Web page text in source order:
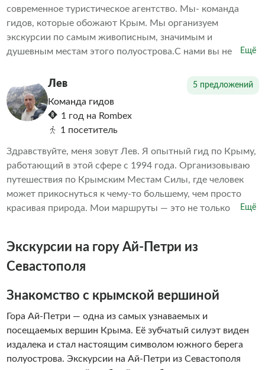
современное туристическое агентство. Мы- команда
гидов, которые обожают Крым. Мы организуем
экскурсии по самым живописным, значимым и
душевным местам этого полуострова.С нами вы не
акцент на живом общении, увлекательных рассказах,
проверенных маршрутах и искренней заботе о каждом
госте. В наших турах нет места спешке и формальности-
только тепло, уважение к истории и комфорт. Мы знаем,
как удивить даже тех, кто бывал в Крыму не раз, и умеем
показывать знакомые места с новой, неожиданной
стороны. Ежедневные выезды из Севастополя. Почему
выбирают нас: – Небольшие группы – Живые и
увлекательные экскурсии – Местные гиды, которые
любят свою работу – Возможность создания
Крымом особенным!
Ещё
Лев 5 предложений
Команда гидов
1 год на Rombex
1 посетитель
Здравствуйте, меня зовут Лев. Я опытный гид по Крыму,
работающий в этой сфере с 1994 года. Организовываю
путешествия по Крымским Местам Силы, где человек
может прикоснуться к чему-то большему, чем просто
красивая природа. Мои маршруты — это не только
экстрим-практикам (в том числе по хождению по углям),
походные бани в горах, медитации на рассвете и закате,
просто посетить места, а прочувствовать его. Ощутить
индивидуальный поход или на индивидуальную
экскурсию.
Ещё
Экскурсии на гору Ай-Петри из
Севастополя
Знакомство с крымской вершиной
Гора Ай-Петри — одна из самых узнаваемых и
посещаемых вершин Крыма. Её зубчатый силуэт виден
издалека и стал настоящим символом южного берега
полуострова. Экскурсии на Ай-Петри из Севастополя